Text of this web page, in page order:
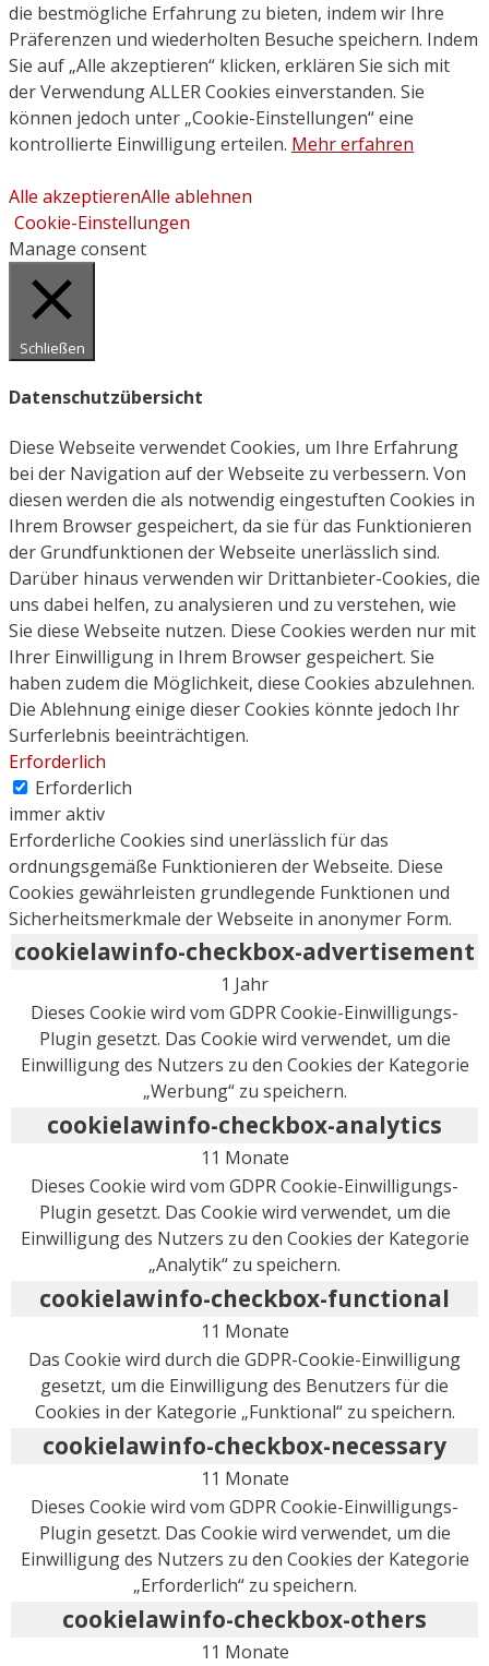
die bestmögliche Erfahrung zu bieten, indem wir Ihre
Präferenzen und wiederholten Besuche speichern. Indem
Sie auf „Alle akzeptieren“ klicken, erklären Sie sich mit
der Verwendung ALLER Cookies einverstanden. Sie
können jedoch unter „Cookie-Einstellungen“ eine
kontrollierte Einwilligung erteilen. Mehr erfahren
Alle akzeptierenAlle ablehnen
Cookie-Einstellungen
Manage consent
Schließen
Datenschutzübersicht
Diese Webseite verwendet Cookies, um Ihre Erfahrung
bei der Navigation auf der Webseite zu verbessern. Von
diesen werden die als notwendig eingestuften Cookies in
Ihrem Browser gespeichert, da sie für das Funktionieren
der Grundfunktionen der Webseite unerlässlich sind.
Darüber hinaus verwenden wir Drittanbieter-Cookies, die
uns dabei helfen, zu analysieren und zu verstehen, wie
Sie diese Webseite nutzen. Diese Cookies werden nur mit
Ihrer Einwilligung in Ihrem Browser gespeichert. Sie
haben zudem die Möglichkeit, diese Cookies abzulehnen.
Die Ablehnung einige dieser Cookies könnte jedoch Ihr
Surferlebnis beeinträchtigen.
Erforderlich
Erforderlich
immer aktiv
Erforderliche Cookies sind unerlässlich für das
ordnungsgemäße Funktionieren der Webseite. Diese
Cookies gewährleisten grundlegende Funktionen und
Sicherheitsmerkmale der Webseite in anonymer Form.
cookielawinfo-checkbox-advertisement
1 Jahr
Dieses Cookie wird vom GDPR Cookie-Einwilligungs-
Plugin gesetzt. Das Cookie wird verwendet, um die
Einwilligung des Nutzers zu den Cookies der Kategorie
„Werbung“ zu speichern.
cookielawinfo-checkbox-analytics
11 Monate
Dieses Cookie wird vom GDPR Cookie-Einwilligungs-
Plugin gesetzt. Das Cookie wird verwendet, um die
Einwilligung des Nutzers zu den Cookies der Kategorie
„Analytik“ zu speichern.
cookielawinfo-checkbox-functional
11 Monate
Das Cookie wird durch die GDPR-Cookie-Einwilligung
gesetzt, um die Einwilligung des Benutzers für die
Cookies in der Kategorie „Funktional“ zu speichern.
cookielawinfo-checkbox-necessary
11 Monate
Dieses Cookie wird vom GDPR Cookie-Einwilligungs-
Plugin gesetzt. Das Cookie wird verwendet, um die
Einwilligung des Nutzers zu den Cookies der Kategorie
„Erforderlich“ zu speichern.
cookielawinfo-checkbox-others
11 Monate